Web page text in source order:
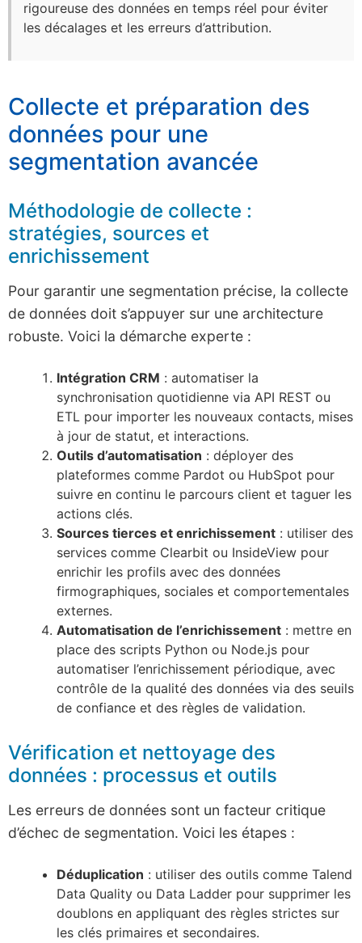
rigoureuse des données en temps réel pour éviter
les décalages et les erreurs d’attribution.
Collecte et préparation des
données pour une
segmentation avancée
Méthodologie de collecte :
stratégies, sources et
enrichissement
Pour garantir une segmentation précise, la collecte
de données doit s’appuyer sur une architecture
robuste. Voici la démarche experte :
Intégration CRM : automatiser la
synchronisation quotidienne via API REST ou
ETL pour importer les nouveaux contacts, mises
à jour de statut, et interactions.
Outils d’automatisation : déployer des
plateformes comme Pardot ou HubSpot pour
suivre en continu le parcours client et taguer les
actions clés.
Sources tierces et enrichissement : utiliser des
services comme Clearbit ou InsideView pour
enrichir les profils avec des données
firmographiques, sociales et comportementales
externes.
Automatisation de l’enrichissement : mettre en
place des scripts Python ou Node.js pour
automatiser l’enrichissement périodique, avec
contrôle de la qualité des données via des seuils
de confiance et des règles de validation.
Vérification et nettoyage des
données : processus et outils
Les erreurs de données sont un facteur critique
d’échec de segmentation. Voici les étapes :
Déduplication : utiliser des outils comme Talend
Data Quality ou Data Ladder pour supprimer les
doublons en appliquant des règles strictes sur
les clés primaires et secondaires.